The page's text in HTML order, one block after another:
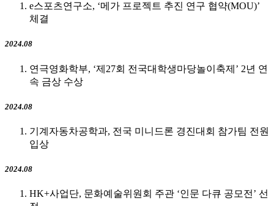
e스포츠연구소, ‘메가 프로젝트 추진 연구 협약(MOU)’
체결
2024.08
연극영화학부, ‘제27회 전국대학생마당놀이축제’ 2년 연
속 금상 수상
2024.08
기계자동차공학과, 전국 미니드론 경진대회 참가팀 전원
입상
2024.08
HK+사업단, 문화예술위원회 주관 ‘인문 다큐 공모전’ 선